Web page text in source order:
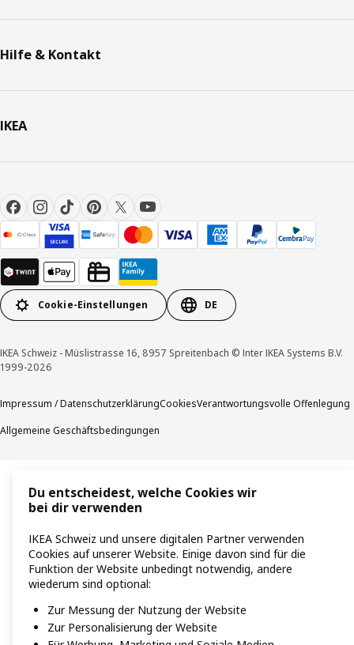
Hilfe & Kontakt
IKEA
Cookie-Einstellungen DE
IKEA Schweiz - Müslistrasse 16, 8957 Spreitenbach © Inter IKEA Systems B.V.
1999-2026
Impressum / DatenschutzerklärungCookiesVerantwortungsvolle Offenlegung
Allgemeine Geschäftsbedingungen
Du entscheidest, welche Cookies wir
bei dir verwenden
IKEA Schweiz und unsere digitalen Partner verwenden
Cookies auf unserer Website. Einige davon sind für die
Funktion der Website unbedingt notwendig, andere
wiederum sind optional:
Zur Messung der Nutzung der Website
Zur Personalisierung der Website